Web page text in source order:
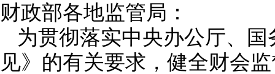
财政部各地监管局：
为贯彻落实中央办公厅、
见》的有关要求，健全财会